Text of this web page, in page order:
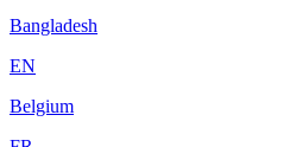
Bangladesh
EN
Belgium